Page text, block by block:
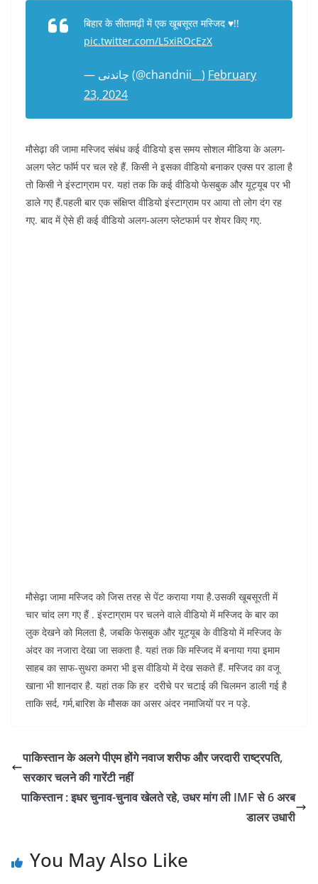
बिहार के सीतामढ़ी में एक खूबसूरत मस्जिद ♥️!!
pic.twitter.com/L5xiROcEzX
— چاندنی‏ (@chandnii__) February
23, 2024
मौसेढ़ा की जामा मस्जिद संबंध कई वीडियो इस समय सोशल मीडिया के अलग-
अलग प्लेट फाॅर्म पर चल रहे हैं. किसी ने इसका वीडियो बनाकर एक्स पर डाला है
तो किसी ने इंस्टाग्राम पर. यहां तक कि कई वीडियो फेसबुक और यूट्यूब पर भी
डाले गए हैं.पहली बार एक संक्षिप्त वीडियो इंस्टाग्राम पर आया तो लोग दंग रह
गए. बाद में ऐसे ही कई वीडियो अलग-अलग प्लेटफार्म पर शेयर किए गए.
मौसेढ़ा जामा मस्जिद को जिस तरह से पेंट कराया गया है.उसकी खूबसूरती में
चार चांद लग गए हैं . इंस्टाग्राम पर चलने वाले वीडियो में मस्जिद के बार का
लुक देखने को मिलता है, जबकि फेसबुक और यूट्यूब के वीडियो में मस्जिद के
अंदर का नजारा देखा जा सकता है. यहां तक कि मस्जिद में बनाया गया इमाम
साहब का साफ-सुथरा कमरा भी इस वीडियो में देख सकते हैं. मस्जिद का वजू
खाना भी शानदार है. यहां तक कि हर दरीचे पर चटाई की चिलमन डाली गई है
ताकि सर्द, गर्म,बारिश के मौसक का असर अंदर नमाजियों पर न पड़े.
पाकिस्तान के अलगे पीएम होंगे नवाज शरीफ और जरदारी राष्ट्रपति,
सरकार चलने की गारेंटी नहीं
पाकिस्तान : इधर चुनाव-चुनाव खेलते रहे, उधर मांग ली IMF से 6 अरब
डालर उधारी
You May Also Like